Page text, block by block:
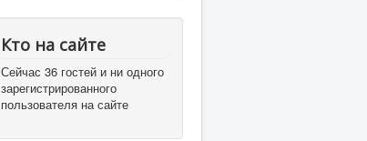
Кто на сайте
Сейчас 36 гостей и ни одного
зарегистрированного
пользователя на сайте